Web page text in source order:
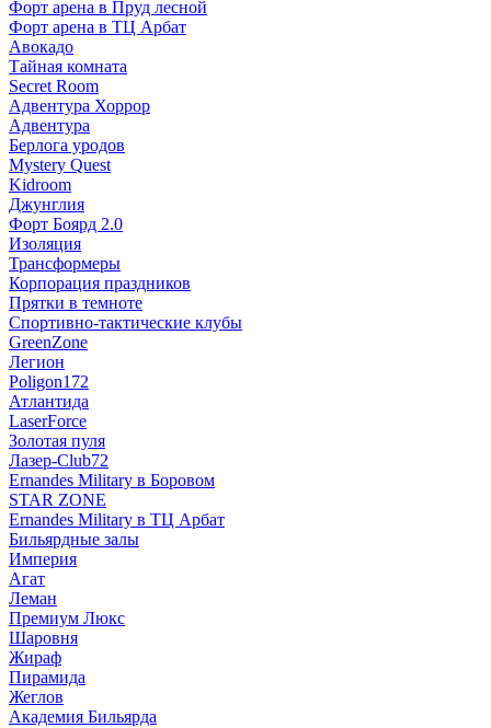
Форт арена в Пруд лесной
Форт арена в ТЦ Арбат
Авокадо
Тайная комната
Secret Room
Адвентура Хоррор
Адвентура
Берлога уродов
Mystery Quest
Kidroom
Джунглия
Форт Боярд 2.0
Изоляция
Трансформеры
Корпорация праздников
Прятки в темноте
Спортивно-тактические клубы
GreenZone
Легион
Poligon172
Атлантида
LaserForce
Золотая пуля
Лазер-Club72
Ernandes Military в Боровом
STAR ZONE
Ernandes Military в ТЦ Арбат
Бильярдные залы
Империя
Агат
Леман
Премиум Люкс
Шаровня
Жираф
Пирамида
Жеглов
Академия Бильярда